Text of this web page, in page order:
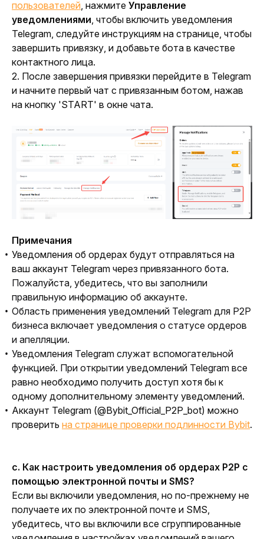
пользователей, нажмите Управление
уведомлениями, чтобы включить уведомления
Telegram, следуйте инструкциям на странице, чтобы
завершить привязку, и добавьте бота в качестве
контактного лица.
2. После завершения привязки перейдите в Telegram
и начните первый чат с привязанным ботом, нажав
на кнопку 'START' в окне чата.
Примечания
Уведомления об ордерах будут отправляться на
ваш аккаунт Telegram через привязанного бота.
Пожалуйста, убедитесь, что вы заполнили
правильную информацию об аккаунте.
Область применения уведомлений Telegram для P2P
бизнеса включает уведомления о статусе ордеров
и апелляции.
Уведомления Telegram служат вспомогательной
функцией. При открытии уведомлений Telegram все
равно необходимо получить доступ хотя бы к
одному дополнительному элементу уведомлений.
Аккаунт Telegram (@Bybit_Official_P2P_bot) можно
проверить на странице проверки подлинности Bybit.
c. Как настроить уведомления об ордерах P2P с
помощью электронной почты и SMS?
Если вы включили уведомления, но по-прежнему не
получаете их по электронной почте и SMS,
убедитесь, что вы включили все сгруппированные